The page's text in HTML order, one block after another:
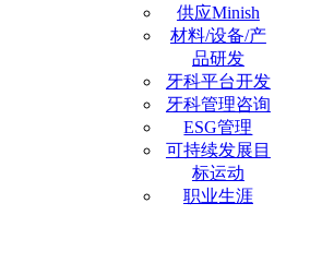
供应Minish
材料/设备/产
品研发
牙科平台开发
牙科管理咨询
ESG管理
可持续发展目
标运动
职业生涯